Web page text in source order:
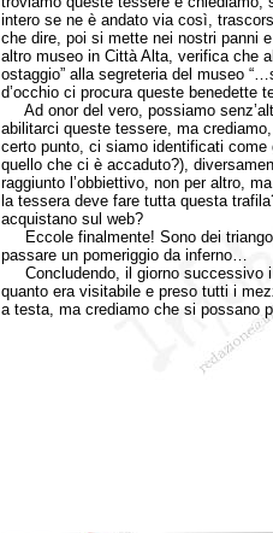
intero se ne è andato via così,
che dire, poi si mette nei nostri panni
altro museo in Città Alta, verifica che
ostaggio” alla segreteria del museo
d’occhio ci procura queste benedette
Ad onor del vero, possiamo
abilitarci queste tessere, ma
certo punto, ci siamo identificati
quello che ci è accaduto?),
raggiunto l’obbiettivo, non per altro,
la tessera deve fare tutta questa
acquistano sul web?
Eccole finalmente! Sono dei
passare un pomeriggio da inferno…
Concludendo, il giorno successivo i
quanto era visitabile e preso tutti i
a testa, ma crediamo che si possano